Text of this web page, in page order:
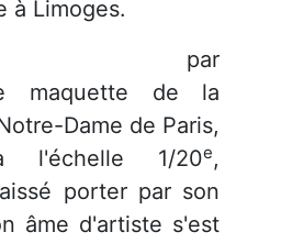
à Limoges.
par
maquette de la
Dame de Paris,
l'échelle 1/20e,
porter par son
âme d'artiste s'est